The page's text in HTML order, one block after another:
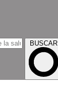
BUSCAR